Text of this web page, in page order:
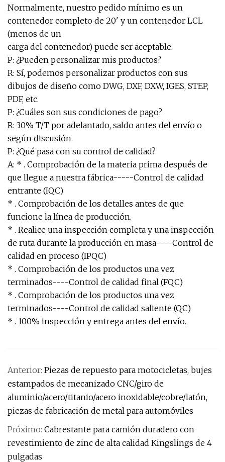
Normalmente, nuestro pedido mínimo es un
contenedor completo de 20' y un contenedor LCL
(menos de un
carga del contenedor) puede ser aceptable.
P: ¿Pueden personalizar mis productos?
R: Sí, podemos personalizar productos con sus
dibujos de diseño como DWG, DXF, DXW, IGES, STEP,
PDF, etc.
P: ¿Cuáles son sus condiciones de pago?
R: 30% T/T por adelantado, saldo antes del envío o
según discusión.
P: ¿Qué pasa con su control de calidad?
A: * . Comprobación de la materia prima después de
que llegue a nuestra fábrica-----Control de calidad
entrante (IQC)
* . Comprobación de los detalles antes de que
funcione la línea de producción.
* . Realice una inspección completa y una inspección
de ruta durante la producción en masa----Control de
calidad en proceso (IPQC)
* . Comprobación de los productos una vez
terminados----Control de calidad final (FQC)
* . Comprobación de los productos una vez
terminados----Control de calidad saliente (QC)
* . 100% inspección y entrega antes del envío.
Anterior: Piezas de repuesto para motocicletas, bujes
estampados de mecanizado CNC/giro de
aluminio/acero/titanio/acero inoxidable/cobre/latón,
piezas de fabricación de metal para automóviles
Próximo: Cabrestante para camión duradero con
revestimiento de zinc de alta calidad Kingslings de 4
pulgadas